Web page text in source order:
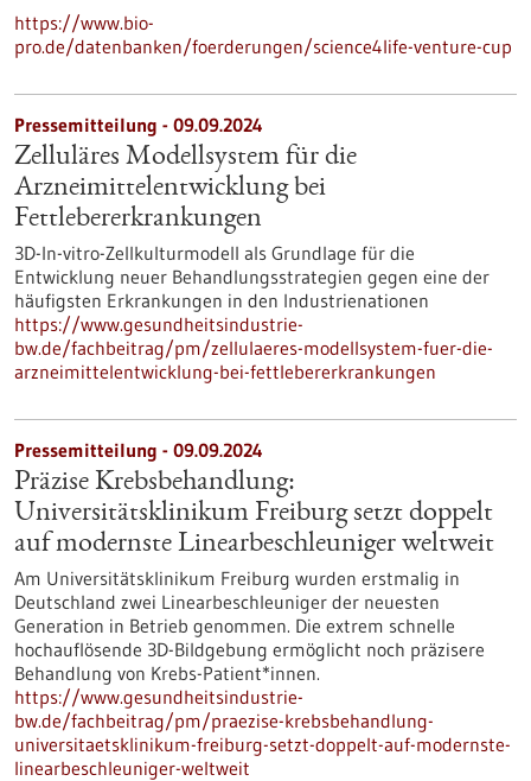
https://www.bio-
pro.de/datenbanken/foerderungen/science4life-venture-cup
Pressemitteilung - 09.09.2024
Zelluläres Modellsystem für die
Arzneimittelentwicklung bei
Fettlebererkrankungen
3D-In-vitro-Zellkulturmodell als Grundlage für die
Entwicklung neuer Behandlungsstrategien gegen eine der
häufigsten Erkrankungen in den Industrienationen
https://www.gesundheitsindustrie-
bw.de/fachbeitrag/pm/zellulaeres-modellsystem-fuer-die-
arzneimittelentwicklung-bei-fettlebererkrankungen
Pressemitteilung - 09.09.2024
Präzise Krebsbehandlung:
Universitätsklinikum Freiburg setzt doppelt
auf modernste Linearbeschleuniger weltweit
Am Universitätsklinikum Freiburg wurden erstmalig in
Deutschland zwei Linearbeschleuniger der neuesten
Generation in Betrieb genommen. Die extrem schnelle
hochauflösende 3D-Bildgebung ermöglicht noch präzisere
Behandlung von Krebs-Patient*innen.
https://www.gesundheitsindustrie-
bw.de/fachbeitrag/pm/praezise-krebsbehandlung-
universitaetsklinikum-freiburg-setzt-doppelt-auf-modernste-
linearbeschleuniger-weltweit